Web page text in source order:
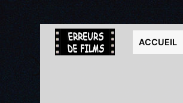
ACCUEIL